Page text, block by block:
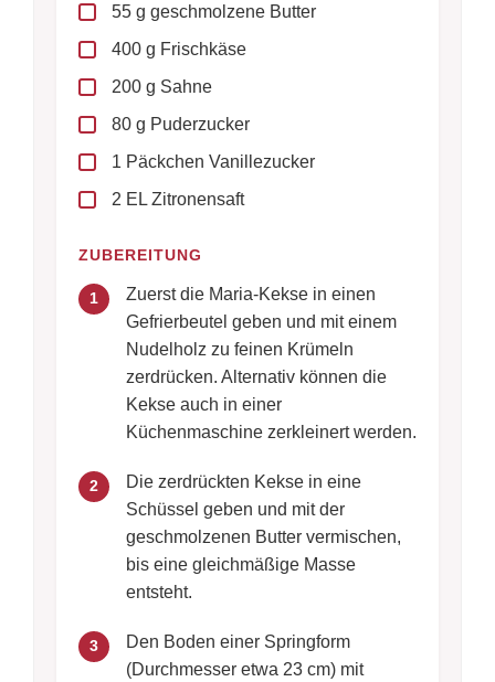
55 g geschmolzene Butter
400 g Frischkäse
200 g Sahne
80 g Puderzucker
1 Päckchen Vanillezucker
2 EL Zitronensaft
ZUBEREITUNG
1
Zuerst die Maria-Kekse in einen
Gefrierbeutel geben und mit einem
Nudelholz zu feinen Krümeln
zerdrücken. Alternativ können die
Kekse auch in einer
Küchenmaschine zerkleinert werden.
2
Die zerdrückten Kekse in eine
Schüssel geben und mit der
geschmolzenen Butter vermischen,
bis eine gleichmäßige Masse
entsteht.
3
Den Boden einer Springform
(Durchmesser etwa 23 cm) mit